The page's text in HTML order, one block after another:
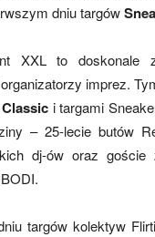
dniu targów
XXL to doskonale
imprez.
i targami
– 25-lecie butów
dj-ów oraz
targów kolektyw